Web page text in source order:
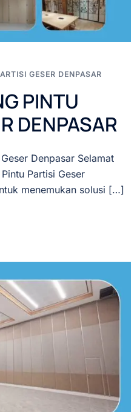
GESER DENPASAR
PINTU
DENPASAR
Denpasar Selamat
Partisi Geser
menemukan solusi […]